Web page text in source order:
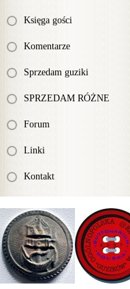
Księga gości
Komentarze
Sprzedam guziki
SPRZEDAM RÓŻNE
Forum
Linki
Kontakt